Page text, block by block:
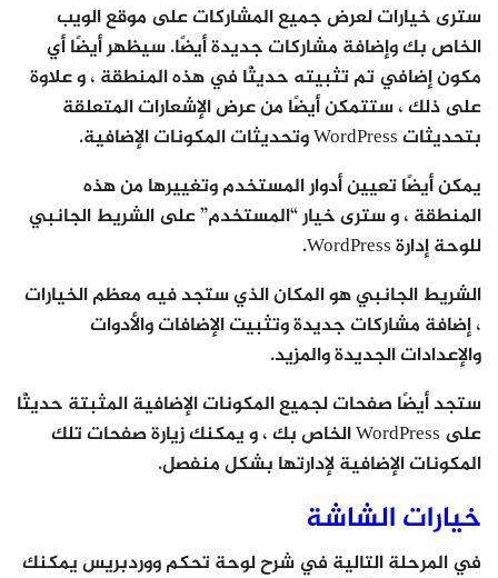
سترى خيارات لعرض جميع المشاركات على موقع الويب
الخاص بك وإضافة مشاركات جديدة أيضًا. سيظهر أيضًا أي
مكون إضافي تم تثبيته حديثًا في هذه المنطقة ، و علاوة
على ذلك ، ستتمكن أيضًا من عرض الإشعارات المتعلقة
بتحديثات WordPress وتحديثات المكونات الإضافية.
يمكن أيضًا تعيين أدوار المستخدم وتغييرها من هذه
المنطقة ، و سترى خيار “المستخدم” على الشريط الجانبي
للوحة إدارة WordPress.
الشريط الجانبي هو المكان الذي ستجد فيه معظم الخيارات
، إضافة مشاركات جديدة وتثبيت الإضافات والأدوات
والإعدادات الجديدة والمزيد.
ستجد أيضًا صفحات لجميع المكونات الإضافية المثبتة حديثًا
على WordPress الخاص بك ، و يمكنك زيارة صفحات تلك
المكونات الإضافية لإدارتها بشكل منفصل.
خيارات الشاشة
في المرحلة التالية في شرح لوحة تحكم ووردبريس يمكنك